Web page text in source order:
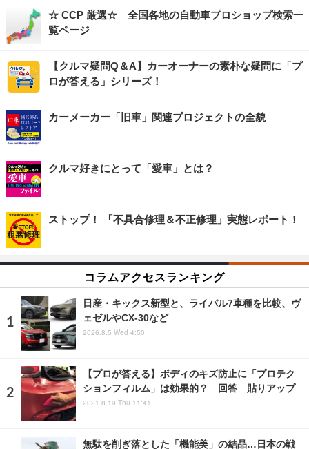
☆ CCP 厳選☆ 全国各地の自動車プロショップ検索一
覧ページ
【クルマ疑問Q＆A】カーオーナーの素朴な疑問に「プ
ロが答える」シリーズ！
カーメーカー「旧車」関連プロジェクトの全貌
クルマ好きにとって「愛車」とは？
ストップ！ 「不具合修理＆不正修理」実態レポート！
コラムアクセスランキング
日産・キックス新型と、ライバル7車種を比較、ヴ
ェゼルやCX-30など
2026.8.5 Wed 4:50
【プロが答える】ボディのキズ防止に「プロテク
ションフィルム」は効果的？ 回答 貼りアップ
2021.8.19 Thu 11:41
無駄を削ぎ落とした「機能美」の結晶…日本の戦